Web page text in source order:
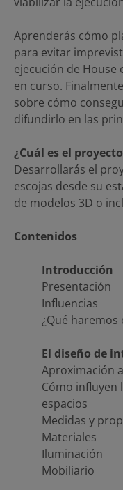
Aprenderás cómo
para evitar
ejecución de
en curso.
sobre cómo
difundirlo en las
¿Cuál es el
Desarrollarás el
escojas desde su
de modelos 3D o
Contenidos
Introducción
Presentación
Influencias
¿Qué haremos
El diseño de
Aproximación
Cómo influyen
espacios
Medidas y
Materiales
Iluminación
Mobiliario